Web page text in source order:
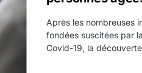
Après les nombreuses
fondées suscitées par
Covid-19, la